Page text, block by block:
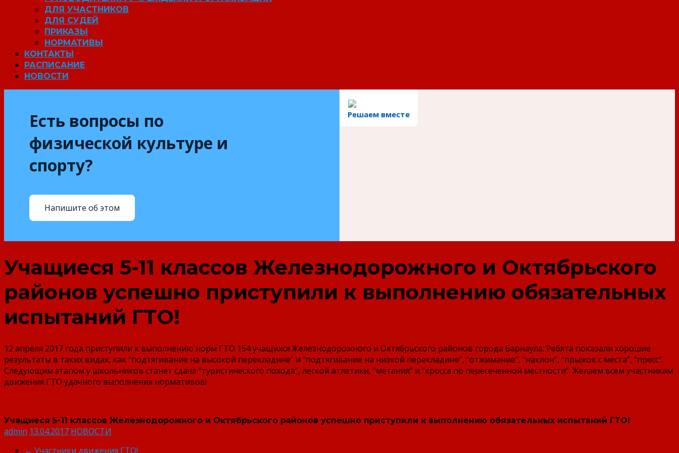
ДЛЯ УЧАСТНИКОВ
ДЛЯ СУДЕЙ
ПРИКАЗЫ
НОРМАТИВЫ
КОНТАКТЫ
РАСПИСАНИЕ
НОВОСТИ
Решаем вместе
Есть вопросы по
физической культуре и
спорту?
Напишите об этом
Учащиеся 5-11 классов Железнодорожного и Октябрьского
районов успешно приступили к выполнению обязательных
испытаний ГТО!
12 апреля 2017 года приступили к выполнению норм ГТО 154 учащихся Железнодорожного и Октябрьского районов города Барнаула. Ребята показали хорошие
результаты в таких видах, как “подтягивание на высокой перекладине” и “подтягивание на низкой перекладине”, “отжимание”, “наклон”, “прыжок с места”, “пресс”.
Следующим этапом у школьников станет сдача “туристического похода”, легкой атлетики, “метания” и “кросса по пересеченной местности”. Желаем всем участникам
движения ГТО удачного выполнения нормативов!
Учащиеся 5-11 классов Железнодорожного и Октябрьского районов успешно приступили к выполнению обязательных испытаний ГТО!
admin 13.04.2017 НОВОСТИ
← Участники движения ГТО!